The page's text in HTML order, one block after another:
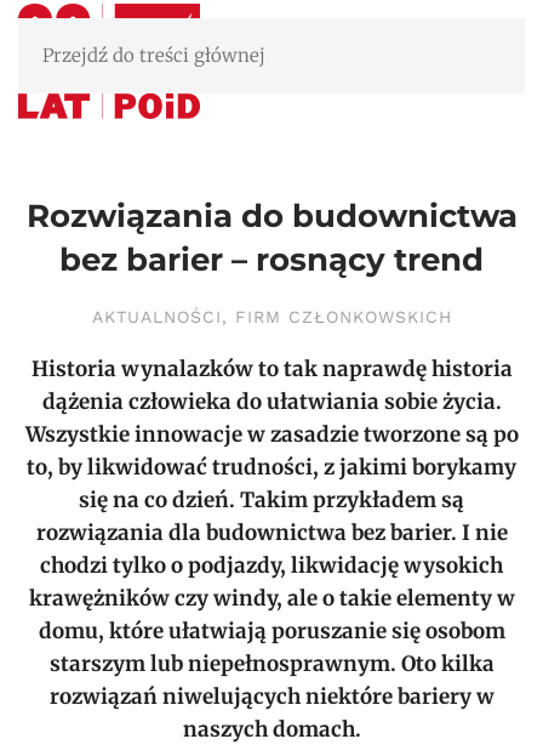
Przejdź do treści głównej
Rozwiązania do budownictwa
bez barier – rosnący trend
AKTUALNOŚCI, FIRM CZŁONKOWSKICH
Historia wynalazków to tak naprawdę historia
dążenia człowieka do ułatwiania sobie życia.
Wszystkie innowacje w zasadzie tworzone są po
to, by likwidować trudności, z jakimi borykamy
się na co dzień. Takim przykładem są
rozwiązania dla budownictwa bez barier. I nie
chodzi tylko o podjazdy, likwidację wysokich
krawężników czy windy, ale o takie elementy w
domu, które ułatwiają poruszanie się osobom
starszym lub niepełnosprawnym. Oto kilka
rozwiązań niwelujących niektóre bariery w
naszych domach.